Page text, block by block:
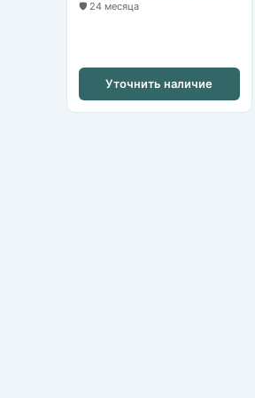
🛡️ 24 месяца
Уточнить наличие